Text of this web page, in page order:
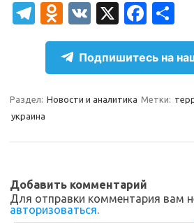
T
el
gr
a
m
O
d
n
o
kl
i
V
K
X
Fa
c
e
b
o
т
п
р
а
ь
Подпишитесь на
Раздел: Новости и аналитика Метки:
украина
Добавить комментарий
Для отправки комментария вам
авторизоваться.